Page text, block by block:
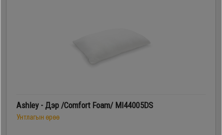
Ashley - Дэр /Comfort Foam/ MI44005DS
Унтлагын өрөө